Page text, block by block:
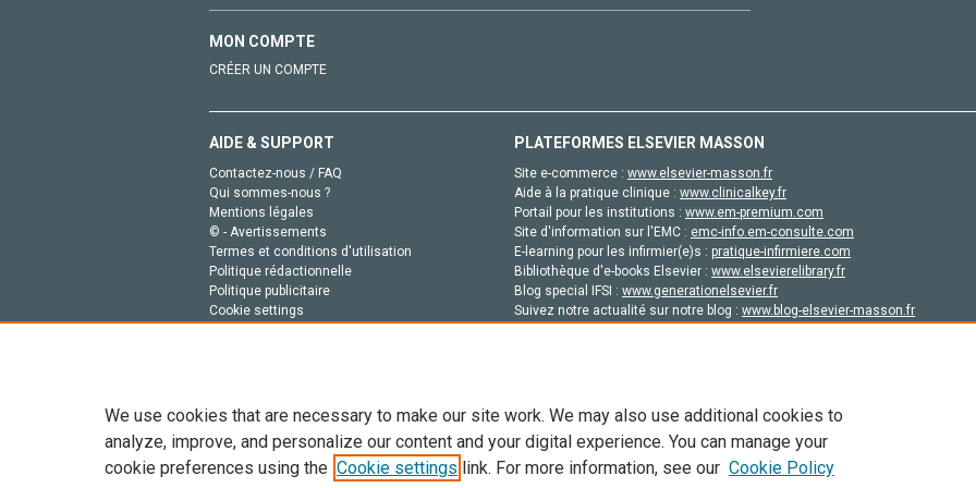
MON COMPTE
CRÉER UN COMPTE
AIDE & SUPPORT
Contactez-nous / FAQ
Qui sommes-nous ?
Mentions légales
© - Avertissements
Termes et conditions d'utilisation
Politique rédactionnelle
Politique publicitaire
Cookie settings
PLATEFORMES ELSEVIER MASSON
Site e-commerce : www.elsevier-masson.fr
Aide à la pratique clinique : www.clinicalkey.fr
Portail pour les institutions : www.em-premium.com
Site d'information sur l'EMC : emc-info.em-consulte.com
E-learning pour les infirmier(e)s : pratique-infirmiere.com
Bibliothèque d'e-books Elsevier : www.elsevierelibrary.fr
Blog special IFSI : www.generationelsevier.fr
Suivez notre actualité sur notre blog : www.blog-elsevier-masson.fr
Tout le contenu de ce site: Copyright © 2026 Elsevier, ses concédants de licence et ses contributeurs. Tout les droits sont réservés,
We use cookies that are necessary to make our site work. We may also use additional cookies to
analyze, improve, and personalize our content and your digital experience. You can manage your
cookie preferences using the Cookie settings link. For more information, see our Cookie Policy